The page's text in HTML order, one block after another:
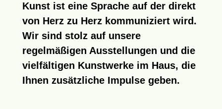
Kunst ist eine Sprache auf der direkt
von Herz zu Herz kommuniziert wird.
Wir sind stolz auf unsere
regelmäßigen Ausstellungen und die
vielfältigen Kunstwerke im Haus, die
Ihnen zusätzliche Impulse geben.